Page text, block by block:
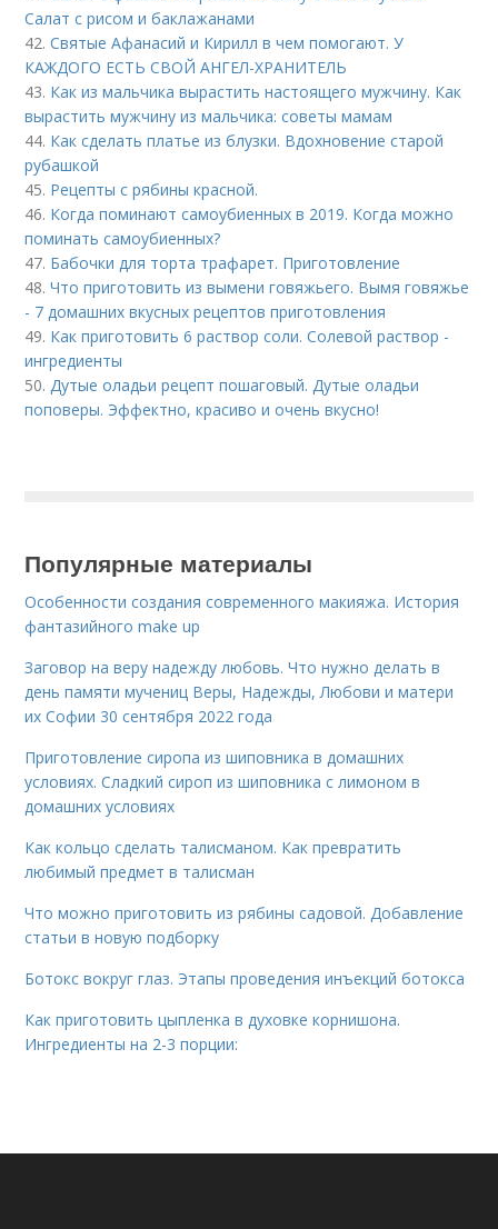
Салат с рисом и баклажанами
42.Святые Афанасий и Кирилл в чем помогают. У
КАЖДОГО ЕСТЬ СВОЙ АНГЕЛ-ХРАНИТЕЛЬ
43. Как из мальчика вырастить настоящего мужчину. Как
вырастить мужчину из мальчика: советы мамам
44. Как сделать платье из блузки. Вдохновение старой
рубашкой
45. Рецепты с рябины красной.
46. Когда поминают самоубиенных в 2019. Когда можно
поминать самоубиенных?
47. Бабочки для торта трафарет. Приготовление
48.Что приготовить из вымени говяжьего. Вымя говяжье
- 7 домашних вкусных рецептов приготовления
49. Как приготовить 6 раствор соли. Солевой раствор -
ингредиенты
50.Дутые оладьи рецепт пошаговый. Дутые оладьи
поповеры. Эффектно, красиво и очень вкусно!
Популярные материалы
Особенности создания современного макияжа. История
фантазийного make up
Заговор на веру надежду любовь. Что нужно делать в
день памяти мучениц Веры, Надежды, Любови и матери
их Софии 30 сентября 2022 года
Приготовление сиропа из шиповника в домашних
условиях. Сладкий сироп из шиповника с лимоном в
домашних условиях
Как кольцо сделать талисманом. Как превратить
любимый предмет в талисман
Что можно приготовить из рябины садовой. Добавление
статьи в новую подборку
Ботокс вокруг глаз. Этапы проведения инъекций ботокса
Как приготовить цыпленка в духовке корнишона.
Ингредиенты на 2-3 порции: